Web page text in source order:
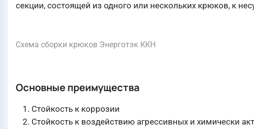
секции, состоящей из одного или нескольких крюков, к
Схема сборки крюков Энерготэк ККН
Основные преимущества
Стойкость к коррозии
Стойкость к воздействию агрессивных и химически